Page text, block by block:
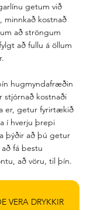
getum við
minnkað kostnað
að ströngum
að fullu á öllum
hugmyndafræðin
stjórnað kostnaði
er, getur fyrirtækið
í hverju þrepi
þýðir að þú getur
fá bestu
að vöru, til þín.
VERA DRYKKIR